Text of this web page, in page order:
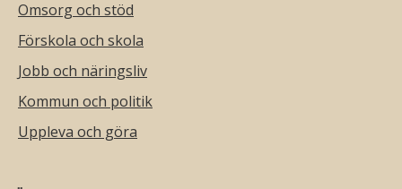
Omsorg och stöd
Förskola och skola
Jobb och näringsliv
Kommun och politik
Uppleva och göra